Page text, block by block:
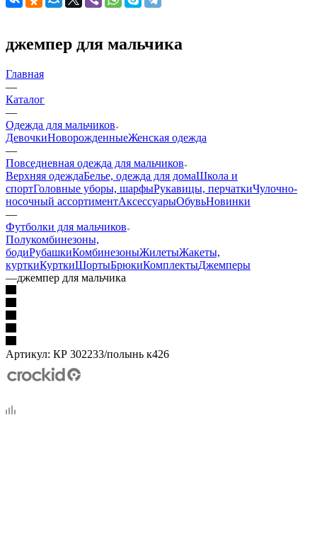
джемпер для мальчика
Главная
—
Каталог
—
Одежда для мальчиков
ДевочкиНоворожденныеЖенская одежда
—
Повседневная одежда для мальчиков
Верхняя одеждаБелье, одежда для домаШкола и
спортГоловные уборы, шарфыРукавицы, перчаткиЧулочно-
носочный ассортиментАксессуарыОбувьНовинки
—
Футболки для мальчиков
Полукомбинезоны,
бодиРубашкиКомбинезоныЖилетыЖакеты,
курткиКурткиШортыБрюкиКомплектыДжемперы
—джемпер для мальчика
Артикул: КР 302233/полынь к426